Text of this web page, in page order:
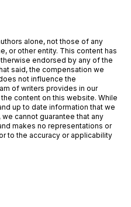
alone, not those of any
or other entity. This content has
endorsed by any of the
said, the compensation we
not influence the
of writers provides in our
content on this website. While
up to date information that we
cannot guarantee that any
makes no representations or
to the accuracy or applicability